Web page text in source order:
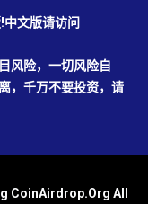
文版请访问
风险，一切风险自
，千万不要投资，请
CoinAirdrop.Org All